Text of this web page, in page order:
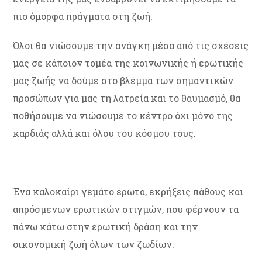
πιο όμορφα πράγματα στη ζωή.
Όλοι θα νιώσουμε την ανάγκη μέσα από τις σχέσεις
μας σε κάποιον τομέα της κοινωνικής ή ερωτικής
μας ζωής να δούμε στο βλέμμα των σημαντικών
προσώπων για μας τη λατρεία και το θαυμασμό, θα
ποθήσουμε να νιώσουμε το κέντρο όχι μόνο της
καρδιάς αλλά και όλου του κόσμου τους.
Ένα καλοκαίρι γεμάτο έρωτα, εκρήξεις πάθους και
απρόσμενων ερωτικών στιγμών, που φέρνουν τα
πάνω κάτω στην ερωτική δράση και την
οικονομική ζωή όλων των ζωδίων.